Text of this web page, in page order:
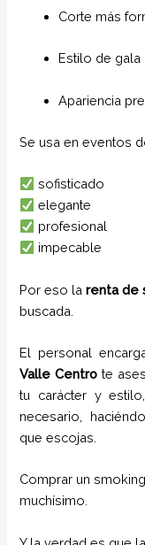
Corte más
Estilo de gala
Apariencia
Se usa en eventos
sofisticado
elegante
profesional
impecable
Por eso larenta de
buscada.
El personal
Valle Centro te
tu carácter y
necesario,
que escojas.
Comprar un
muchísimo.